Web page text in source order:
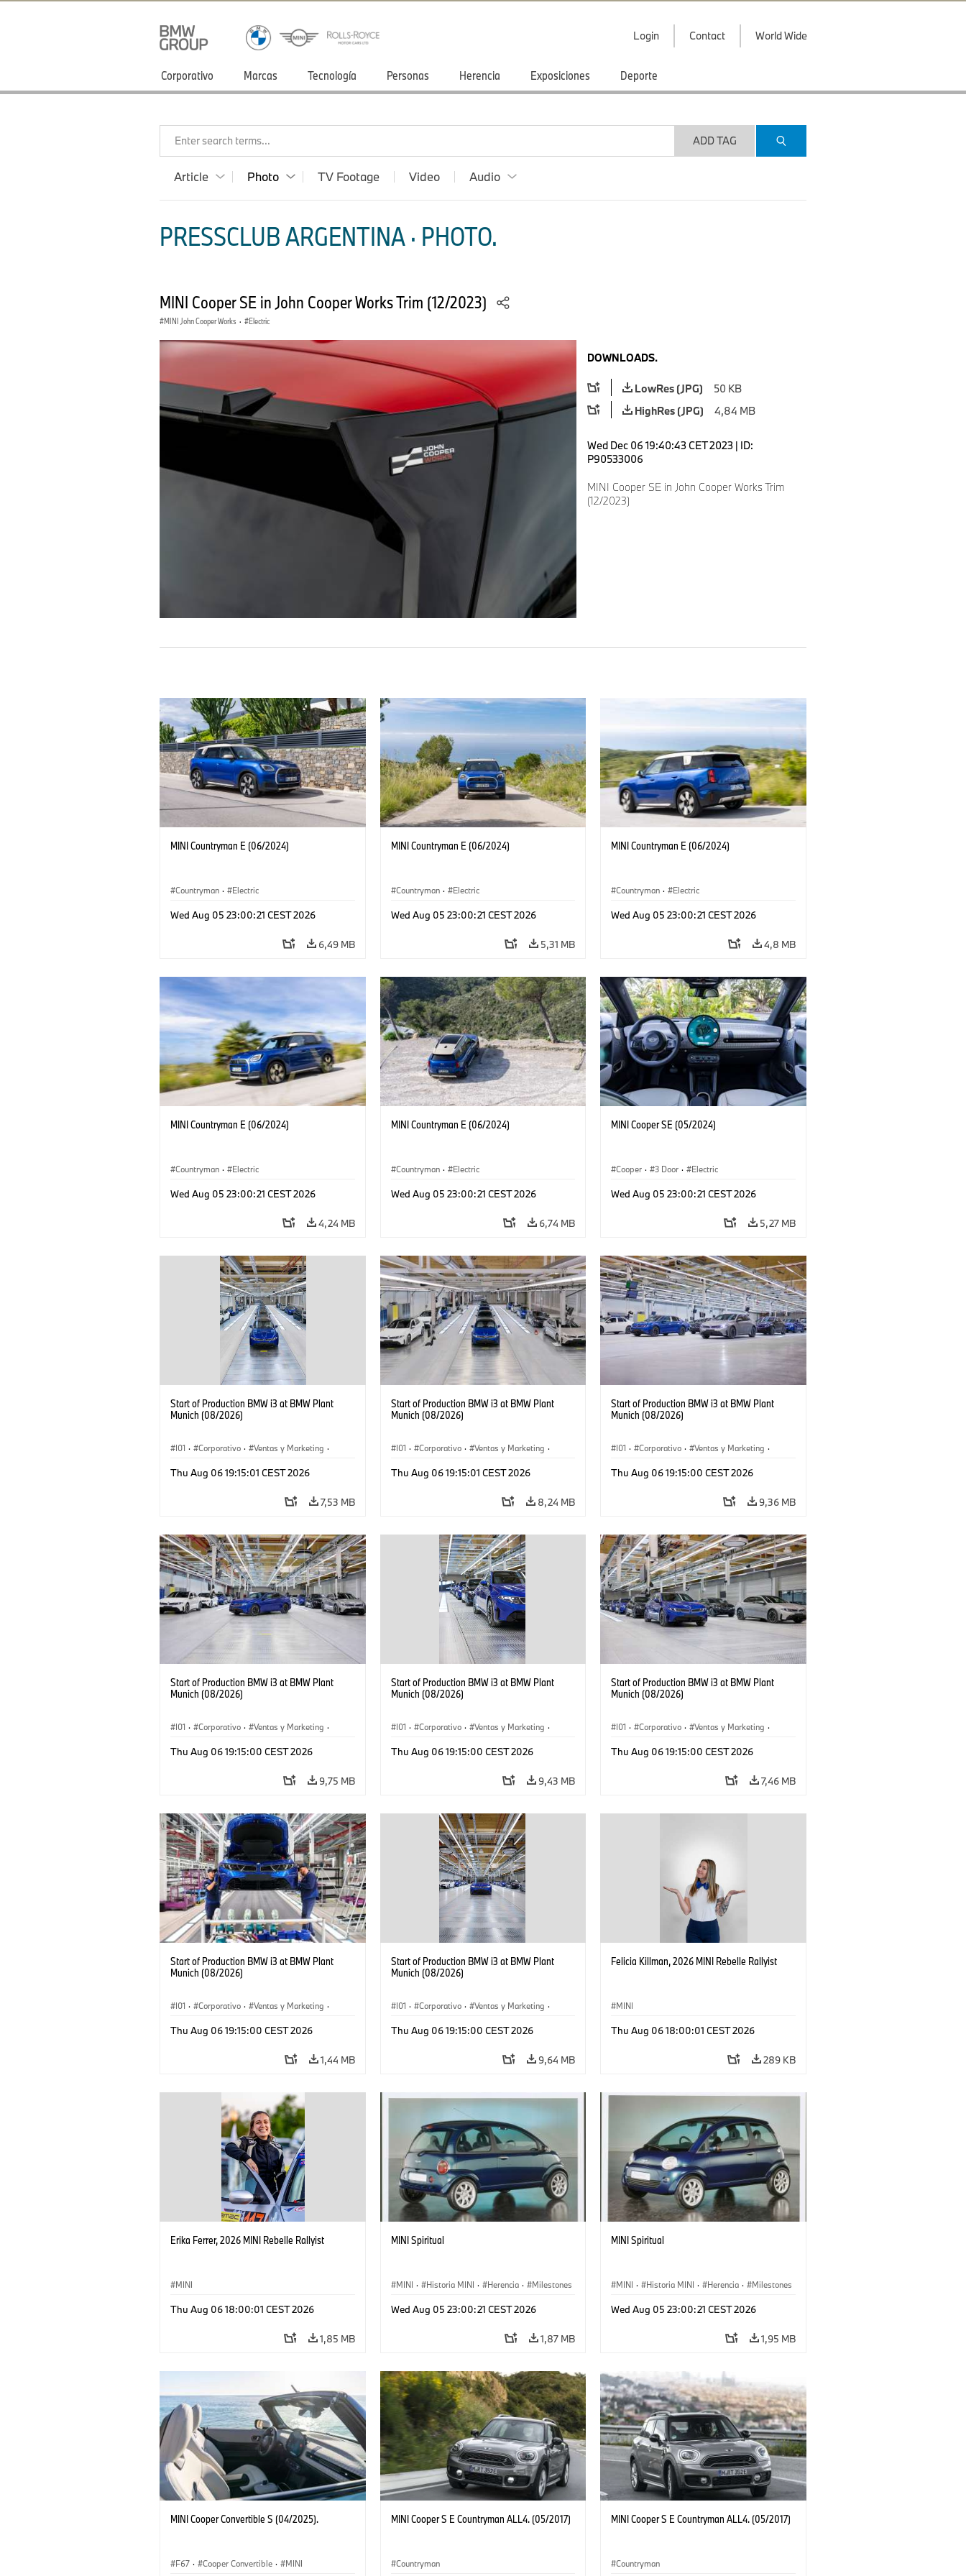
Login Contact World Wide
Corporativo Marcas Tecnología Personas Herencia Exposiciones Deporte
Enter search terms... ADD TAG
Article Photo TV Footage Video Audio
PRESSCLUB ARGENTINA · PHOTO.
MINI Cooper SE in John Cooper Works Trim (12/2023)
MINI John Cooper Works · Electric
DOWNLOADS.
LowRes (JPG)
50 KB
HighRes (JPG)
4,84 MB
Wed Dec 06 19:40:43 CET 2023 | ID:
P90533006
MINI Cooper SE in John Cooper Works Trim
(12/2023)
MINI Countryman E (06/2024)
Countryman · Electric
Wed Aug 05 23:00:21 CEST 2026
6,49 MB
MINI Countryman E (06/2024)
Countryman · Electric
Wed Aug 05 23:00:21 CEST 2026
5,31 MB
MINI Countryman E (06/2024)
Countryman · Electric
Wed Aug 05 23:00:21 CEST 2026
4,8 MB
MINI Countryman E (06/2024)
Countryman · Electric
Wed Aug 05 23:00:21 CEST 2026
4,24 MB
MINI Countryman E (06/2024)
Countryman · Electric
Wed Aug 05 23:00:21 CEST 2026
6,74 MB
MINI Cooper SE (05/2024)
Cooper · 3 Door · Electric
Wed Aug 05 23:00:21 CEST 2026
5,27 MB
Start of Production BMW i3 at BMW Plant
Munich (08/2026)
I01 · Corporativo · Ventas y Marketing ·
Thu Aug 06 19:15:01 CEST 2026
7,53 MB
Start of Production BMW i3 at BMW Plant
Munich (08/2026)
I01 · Corporativo · Ventas y Marketing ·
Thu Aug 06 19:15:01 CEST 2026
8,24 MB
Start of Production BMW i3 at BMW Plant
Munich (08/2026)
I01 · Corporativo · Ventas y Marketing ·
Thu Aug 06 19:15:00 CEST 2026
9,36 MB
Start of Production BMW i3 at BMW Plant
Munich (08/2026)
I01 · Corporativo · Ventas y Marketing ·
Thu Aug 06 19:15:00 CEST 2026
9,75 MB
Start of Production BMW i3 at BMW Plant
Munich (08/2026)
I01 · Corporativo · Ventas y Marketing ·
Thu Aug 06 19:15:00 CEST 2026
9,43 MB
Start of Production BMW i3 at BMW Plant
Munich (08/2026)
I01 · Corporativo · Ventas y Marketing ·
Thu Aug 06 19:15:00 CEST 2026
7,46 MB
Start of Production BMW i3 at BMW Plant
Munich (08/2026)
I01 · Corporativo · Ventas y Marketing ·
Thu Aug 06 19:15:00 CEST 2026
1,44 MB
Start of Production BMW i3 at BMW Plant
Munich (08/2026)
I01 · Corporativo · Ventas y Marketing ·
Thu Aug 06 19:15:00 CEST 2026
9,64 MB
Felicia Killman, 2026 MINI Rebelle Rallyist
MINI
Thu Aug 06 18:00:01 CEST 2026
289 KB
Erika Ferrer, 2026 MINI Rebelle Rallyist
MINI
Thu Aug 06 18:00:01 CEST 2026
1,85 MB
MINI Spiritual
MINI · Historia MINI · Herencia · Milestones
Wed Aug 05 23:00:21 CEST 2026
1,87 MB
MINI Spiritual
MINI · Historia MINI · Herencia · Milestones
Wed Aug 05 23:00:21 CEST 2026
1,95 MB
MINI Cooper Convertible S (04/2025).
F67 · Cooper Convertible · MINI
MINI Cooper S E Countryman ALL4. (05/2017)
Countryman
MINI Cooper S E Countryman ALL4. (05/2017)
Countryman